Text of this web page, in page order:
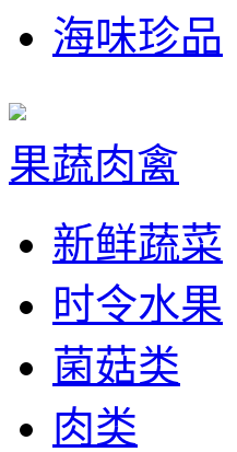
海味珍品
果蔬肉禽
新鲜蔬菜
时令水果
菌菇类
肉类